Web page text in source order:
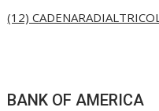
(12)
BANK OF AMERICA